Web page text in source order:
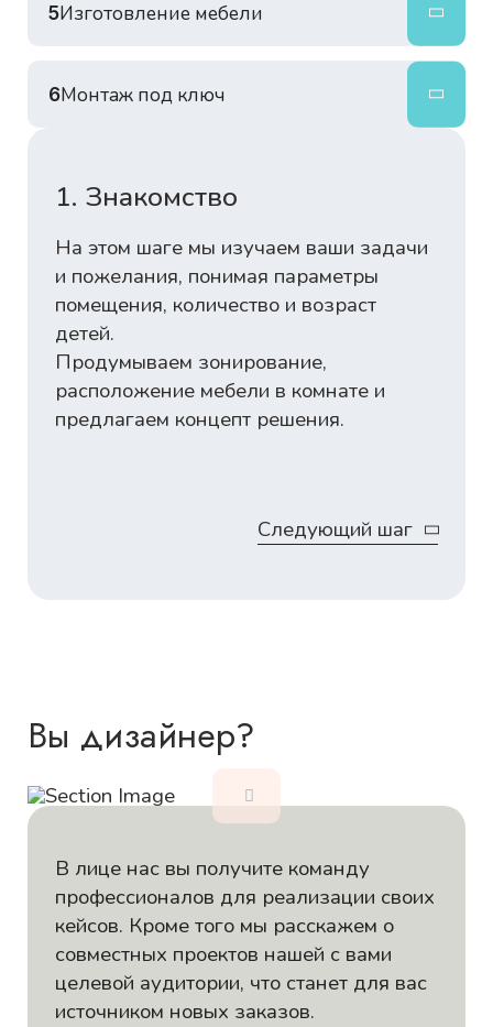
5Изготовление мебели
6Монтаж под ключ
1. Знакомство
На этом шаге мы изучаем ваши задачи
и пожелания, понимая параметры
помещения, количество и возраст
детей.
Продумываем зонирование,
расположение мебели в комнате и
предлагаем концепт решения.
Следующий шаг
Вы дизайнер?
В лице нас вы получите команду
профессионалов для реализации своих
кейсов. Кроме того мы расскажем о
совместных проектов нашей с вами
целевой аудитории, что станет для вас
источником новых заказов.